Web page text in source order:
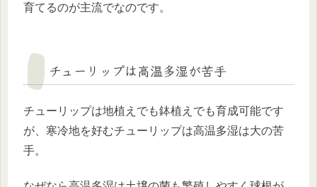
育てるのが主流でなのです。
チューリップは高温多湿が苦手
チューリップは地植えでも鉢植えでも育成可能です
が、寒冷地を好むチューリップは高温多湿は大の苦
手。